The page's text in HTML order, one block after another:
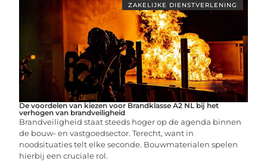
ZAKELIJKE DIENSTVERLENING
De voordelen van kiezen voor Brandklasse A2 NL bij het
verhogen van brandveiligheid
Brandveiligheid staat steeds hoger op de agenda binnen
de bouw- en vastgoedsector. Terecht, want in
noodsituaties telt elke seconde. Bouwmaterialen spelen
hierbij een cruciale rol.